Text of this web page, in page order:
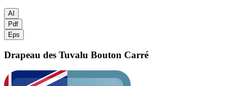
AI
Pdf
Eps
Drapeau des Tuvalu Bouton Carré